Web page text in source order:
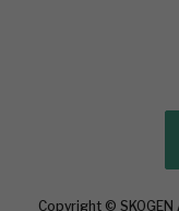
Copyright ©